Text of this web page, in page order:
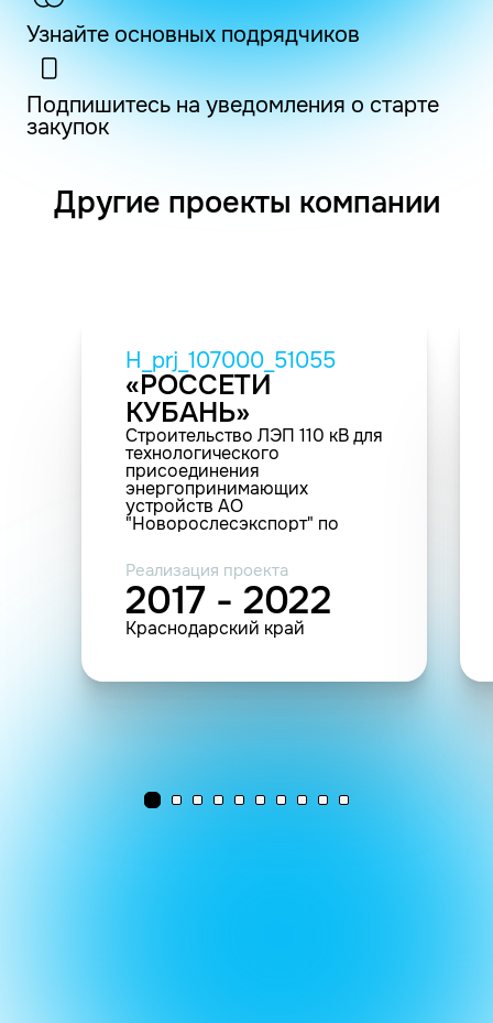
Узнайте основных подрядчиков
Подпишитесь на уведомления о старте
закупок
Другие проекты компании
H_prj_107000_51055
«РОССЕТИ
КУБАНЬ»
Строительство ЛЭП 110 кВ для
технологического
присоединения
энергопринимающих
устройств АО
"Новорослесэкспорт" по
00324640-4 от 07.10.2016 - 1
этап строительства
(ориентировочная
протяженность 3.5 км)
Реализация проекта
2017 - 2022
Краснодарский край